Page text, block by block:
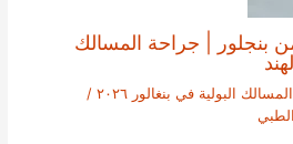
بنجلور | جراحة المسالك
البولية في بنغالور ٢٠٢٦
/